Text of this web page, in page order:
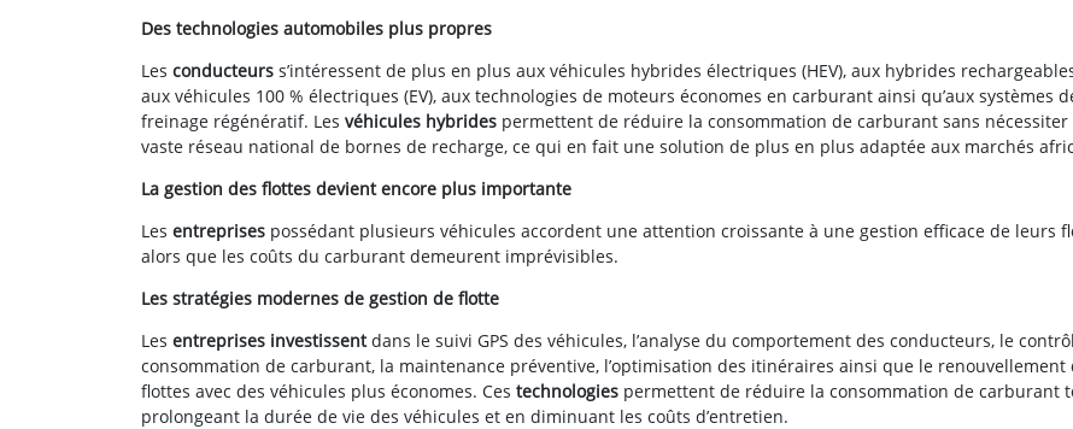
Des technologies automobiles plus propres
Les conducteurs s’intéressent de plus en plus aux véhicules hybrides électriques (HEV), aux hybrides rechargeables
aux véhicules 100 % électriques (EV), aux technologies de moteurs économes en carburant ainsi qu’aux systèmes
freinage régénératif. Les véhicules hybrides permettent de réduire la consommation de carburant sans nécessiter
vaste réseau national de bornes de recharge, ce qui en fait une solution de plus en plus adaptée aux marchés
La gestion des flottes devient encore plus importante
Les entreprises possédant plusieurs véhicules accordent une attention croissante à une gestion efficace de leurs
alors que les coûts du carburant demeurent imprévisibles.
Les stratégies modernes de gestion de flotte
Les entreprises investissentdans le suivi GPS des véhicules, l’analyse du comportement des conducteurs, le
consommation de carburant, la maintenance préventive, l’optimisation des itinéraires ainsi que le renouvellement
flottes avec des véhicules plus économes. Ces technologies permettent de réduire la consommation de carburant
prolongeant la durée de vie des véhicules et en diminuant les coûts d’entretien.